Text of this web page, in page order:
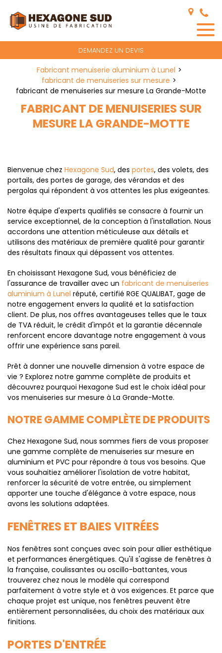
DEMANDEZ UN DEVIS
Fabricant menuiserie aluminium à Lunel
fabricant de menuiseries sur mesure
fabricant de menuiseries sur mesure La Grande-Motte
FABRICANT DE MENUISERIES SUR
MESURE LA GRANDE-MOTTE
Bienvenue chez Hexagone Sud, des portes, des volets, des
portails, des portes de garage, des vérandas et des
pergolas qui répondent à vos attentes les plus exigeantes.
Notre équipe d'experts qualifiés se consacre à fournir un
service exceptionnel, de la conception à l'installation. Nous
accordons une attention méticuleuse aux détails et
utilisons des matériaux de première qualité pour garantir
des résultats finaux qui dépassent vos attentes.
En choisissant Hexagone Sud, vous bénéficiez de
l'assurance de travailler avec un fabricant de menuiseries
aluminium à Lunel réputé, certifié RGE QUALIBAT, gage de
notre engagement envers la qualité et la satisfaction
client. De plus, nos offres avantageuses telles que le taux
de TVA réduit, le crédit d'impôt et la garantie décennale
renforcent encore davantage notre engagement à vous
offrir une expérience sans pareil.
Prêt à donner une nouvelle dimension à votre espace de
vie ? Explorez notre gamme complète de produits et
découvrez pourquoi Hexagone Sud est le choix idéal pour
vos menuiseries sur mesure à La Grande-Motte.
NOTRE GAMME COMPLÈTE DE PRODUITS
Chez Hexagone Sud, nous sommes fiers de vous proposer
une gamme complète de menuiseries sur mesure en
aluminium et PVC pour répondre à tous vos besoins. Que
vous souhaitiez améliorer l'isolation de votre habitat,
renforcer la sécurité de votre entrée, ou simplement
apporter une touche d'élégance à votre espace, nous
avons les solutions adaptées.
FENÊTRES ET BAIES VITRÉES
Nos fenêtres sont conçues avec soin pour allier esthétique
et performances énergétiques. Qu'il s'agisse de fenêtres à
la française, coulissantes ou oscillo-battantes, vous
trouverez chez nous le modèle qui correspond
parfaitement à votre style et à vos exigences. Et parce que
chaque projet est unique, nos fenêtres peuvent être
entièrement personnalisées, du choix des matériaux aux
finitions.
PORTES D'ENTRÉE